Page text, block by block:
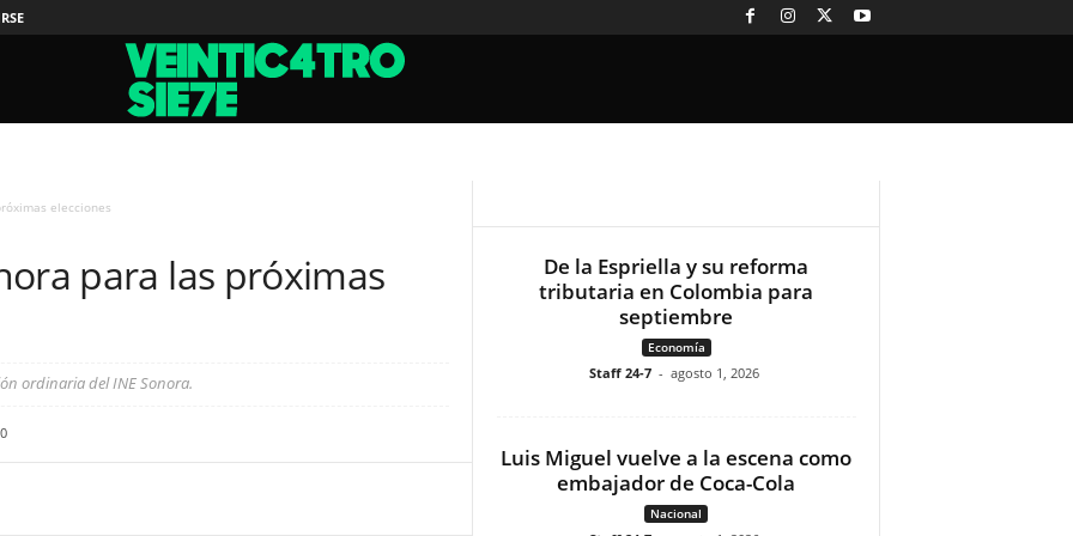
elecciones
para las próximas
ordinaria del INE Sonora.
0
De la Espriella y su reforma
tributaria en Colombia para
septiembre
Economía
Staff 24-7 - agosto 1, 2026
Luis Miguel vuelve a la escena como
embajador de Coca-Cola
Nacional